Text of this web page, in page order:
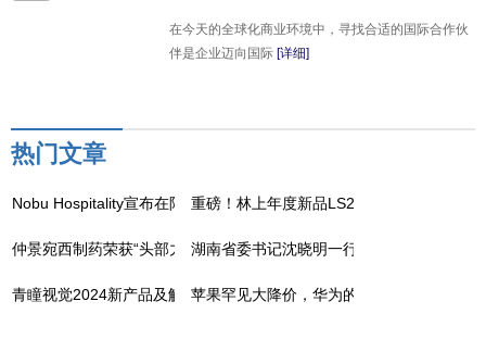
在今天的全球化商业环境中，寻找合适的国际合作伙
伴是企业迈向国际 [详细]
热门文章
Nobu Hospitality宣布在阿曼推出Nobu酒店、餐厅和住宅
重磅！林上年度新品LS239漆膜仪上线，5
仲景宛西制药荣获“头部力量·医药高质量发展成果企业”
湖南省委书记沈晓明一行调研走访吉因加
青瞳视觉2024新产品及解决方案发布盛典成功举办
苹果罕见大降价，华为的压力给到了？